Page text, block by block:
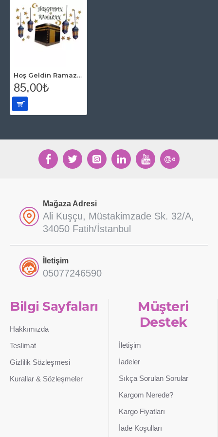
Hoş Geldin Ramazan Kabeli Yapışkan Sticker 34x47 cm
85,00₺
Mağaza Adresi
Ali Kuşçu, Müstakimzade Sk. 32/A,
34050 Fatih/İstanbul
İletişim
05077246590
Bilgi Sayfaları
Hakkımızda
Teslimat
Gizlilik Sözleşmesi
Kurallar & Sözleşmeler
Müşteri
Destek
İletişim
İadeler
Sıkça Sorulan Sorular
Kargom Nerede?
Kargo Fiyatları
İade Koşulları